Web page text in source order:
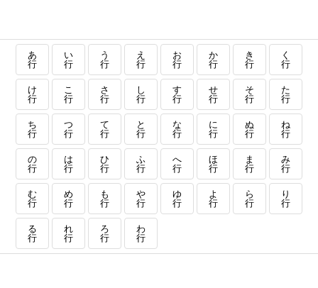
あ
行
い
行
う
行
え
行
お
行
か
行
き
行
く
行
け
行
こ
行
さ
行
し
行
す
行
せ
行
そ
行
た
行
ち
行
つ
行
て
行
と
行
な
行
に
行
ぬ
行
ね
行
の
行
は
行
ひ
行
ふ
行
へ
行
ほ
行
ま
行
み
行
む
行
め
行
も
行
や
行
ゆ
行
よ
行
ら
行
り
行
る
行
れ
行
ろ
行
わ
行